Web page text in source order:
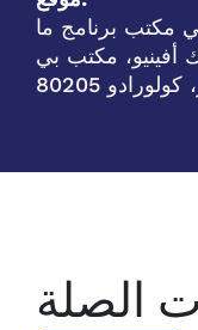
مكتب برنامج ما
في دنفر، 305 بارك أفينيو، مكتب بي
80205
الصلة